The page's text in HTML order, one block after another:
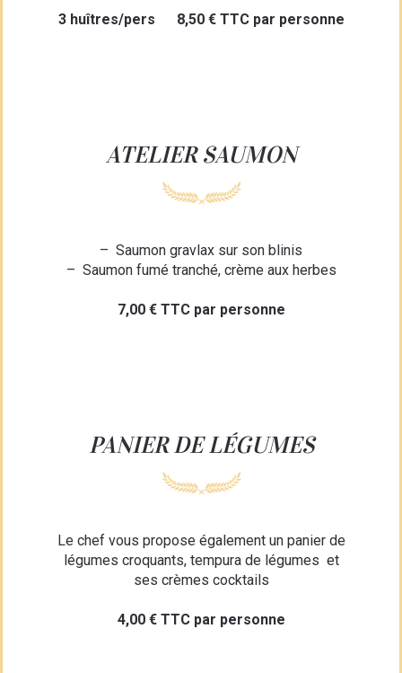
3 huîtres/pers 8,50 € TTC par personne
ATELIER SAUMON
– Saumon gravlax sur son blinis
– Saumon fumé tranché, crème aux herbes
7,00 € TTC par personne
PANIER DE LÉGUMES
Le chef vous propose également un panier de
légumes croquants, tempura de légumes et
ses crèmes cocktails
4,00 € TTC par personne